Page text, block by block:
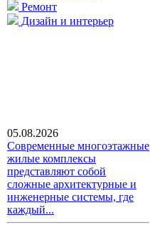
Ремонт
Дизайн и интерьер
05.08.2026
Современные многоэтажные
жилые комплексы
представляют собой
сложные архитектурные и
инженерные системы, где
каждый...